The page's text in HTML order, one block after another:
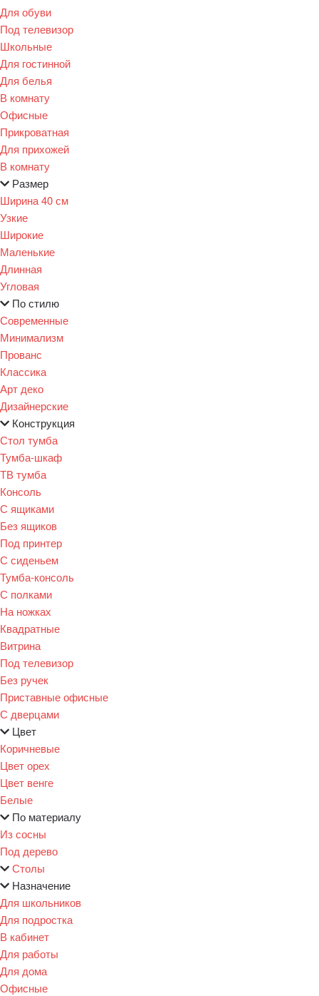
Для обуви
Под телевизор
Школьные
Для гостинной
Для белья
В комнату
Офисные
Прикроватная
Для прихожей
В комнату
Размер
Ширина 40 см
Узкие
Широкие
Маленькие
Длинная
Угловая
По стилю
Современные
Минимализм
Прованс
Классика
Арт деко
Дизайнерские
Конструкция
Стол тумба
Тумба-шкаф
ТВ тумба
Консоль
С ящиками
Без ящиков
Под принтер
С сиденьем
Тумба-консоль
С полками
На ножках
Квадратные
Витрина
Под телевизор
Без ручек
Приставные офисные
С дверцами
Цвет
Коричневые
Цвет орех
Цвет венге
Белые
По материалу
Из сосны
Под дерево
Столы
Назначение
Для школьников
Для подростка
В кабинет
Для работы
Для дома
Офисные